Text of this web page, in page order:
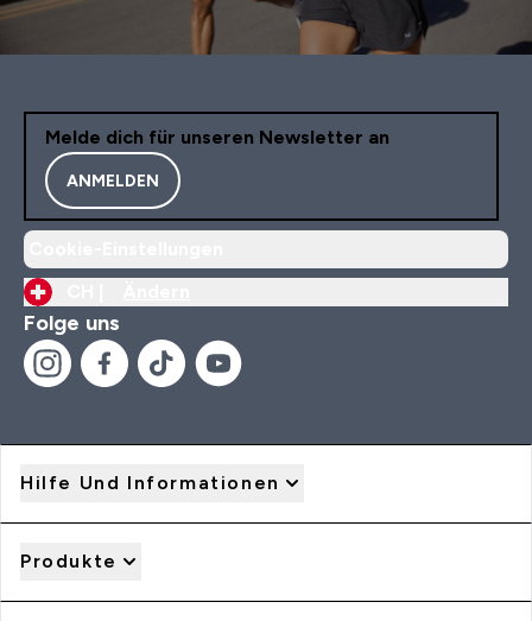
Melde dich für unseren Newsletter an
ANMELDEN
Folge uns
Hilfe Und Informationen
Produkte